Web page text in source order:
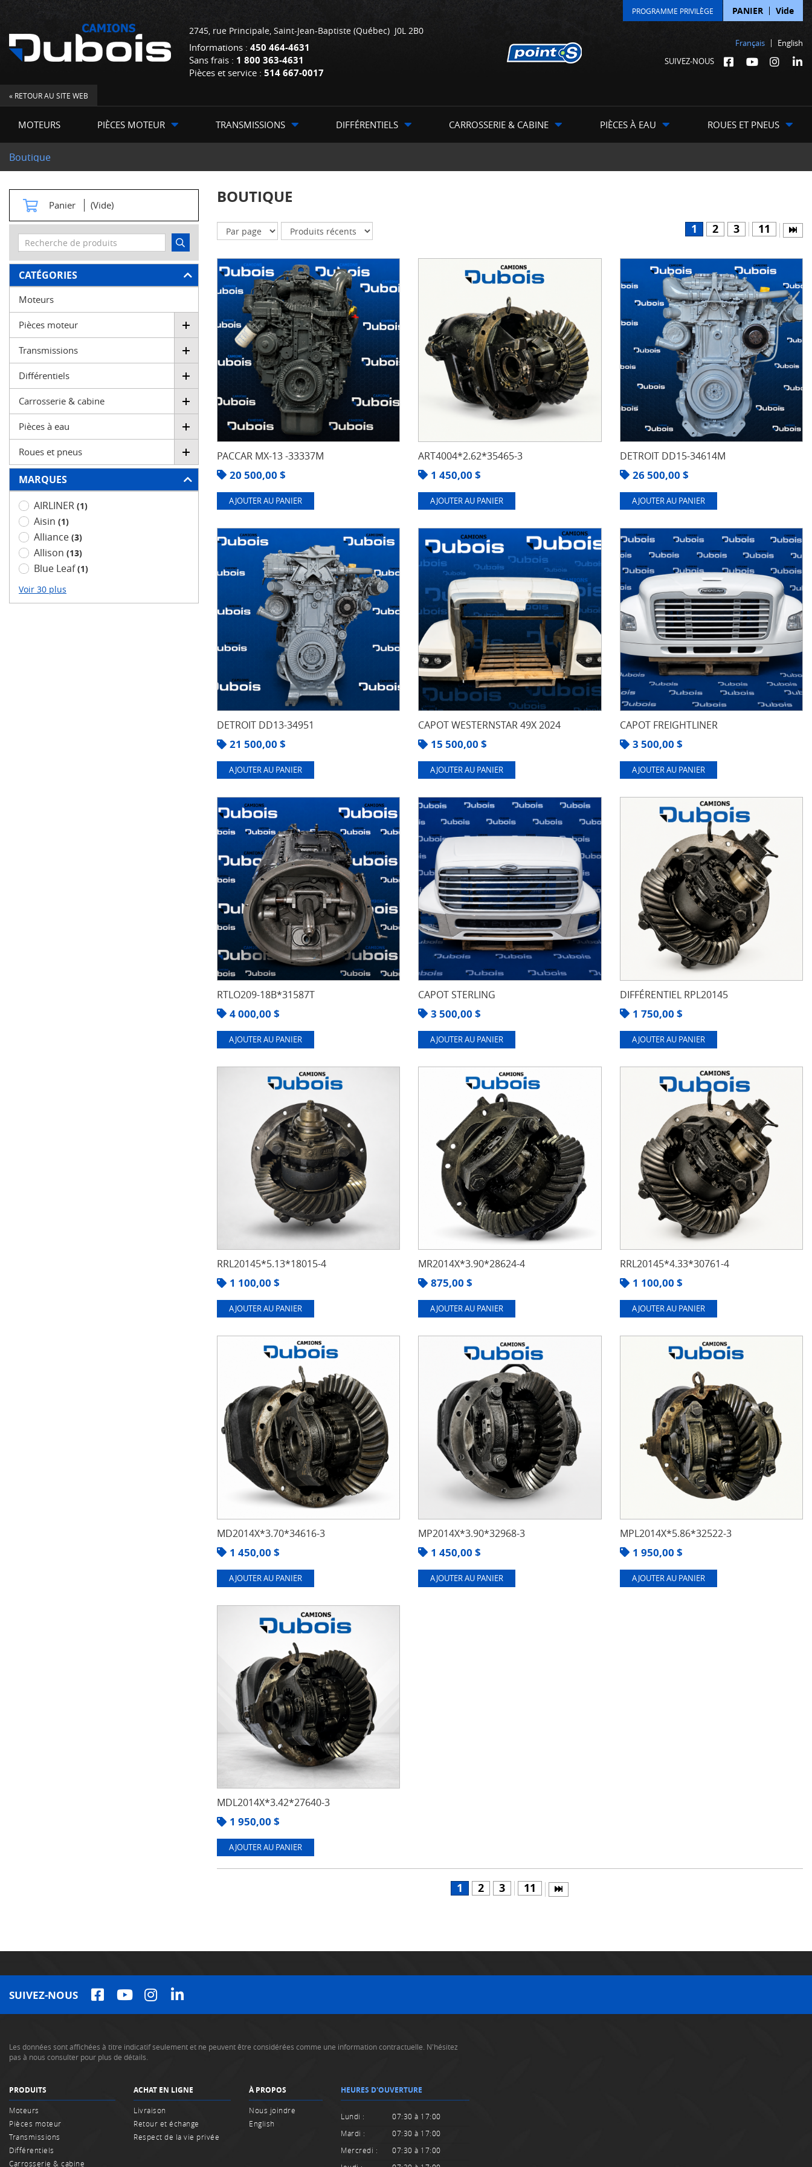
2745, rue Principale, Saint-Jean-Baptiste (Québec) J0L 2B0
Informations : 450 464-4631
Sans frais : 1 800 363-4631
Pièces et service : 514 667-0017
Français
English
SUIVEZ-NOUS
PROGRAMME PRIVILÈGE PANIER Vide
« RETOUR AU SITE WEB
MOTEURS PIÈCES MOTEUR TRANSMISSIONS DIFFÉRENTIELS CARROSSERIE & CABINE PIÈCES À EAU ROUES ET PNEUS
Boutique
Panier (Vide)
FILTRER
CATÉGORIES
Moteurs
Pièces moteur
Transmissions
Différentiels
Carrosserie & cabine
Pièces à eau
Roues et pneus
MARQUES
AIRLINER (1)
Aisin (1)
Alliance (3)
Allison (13)
Blue Leaf(1)
Voir 30 plus
BOUTIQUE
1 2 3 11
PACCAR MX-13 -33337M
20 500,00 $
AJOUTER AU PANIER
ART4004*2.62*35465-3
1 450,00 $
AJOUTER AU PANIER
DETROIT DD15-34614M
26 500,00 $
AJOUTER AU PANIER
DETROIT DD13-34951
21 500,00 $
AJOUTER AU PANIER
CAPOT WESTERNSTAR 49X 2024
15 500,00 $
AJOUTER AU PANIER
CAPOT FREIGHTLINER
3 500,00 $
AJOUTER AU PANIER
RTLO209-18B*31587T
4 000,00 $
AJOUTER AU PANIER
CAPOT STERLING
3 500,00 $
AJOUTER AU PANIER
DIFFÉRENTIEL RPL20145
1 750,00 $
AJOUTER AU PANIER
RRL20145*5.13*18015-4
1 100,00 $
AJOUTER AU PANIER
MR2014X*3.90*28624-4
875,00 $
AJOUTER AU PANIER
RRL20145*4.33*30761-4
1 100,00 $
AJOUTER AU PANIER
MD2014X*3.70*34616-3
1 450,00 $
AJOUTER AU PANIER
MP2014X*3.90*32968-3
1 450,00 $
AJOUTER AU PANIER
MPL2014X*5.86*32522-3
1 950,00 $
AJOUTER AU PANIER
MDL2014X*3.42*27640-3
1 950,00 $
AJOUTER AU PANIER
1 2 3 11
SUIVEZ-NOUS
Les données sont affichées à titre indicatif seulement et ne peuvent être considérées comme une information contractuelle. N'hésitez
pas à nous consulter pour plus de détails.
PRODUITS
Moteurs
Pièces moteur
Transmissions
Différentiels
Carrosserie & cabine
ACHAT EN LIGNE
Livraison
Retour et échange
Respect de la vie privée
À PROPOS
Nous joindre
English
HEURES D'OUVERTURE
Lundi :
07:30 à 17:00
Mardi :
07:30 à 17:00
Mercredi :
07:30 à 17:00